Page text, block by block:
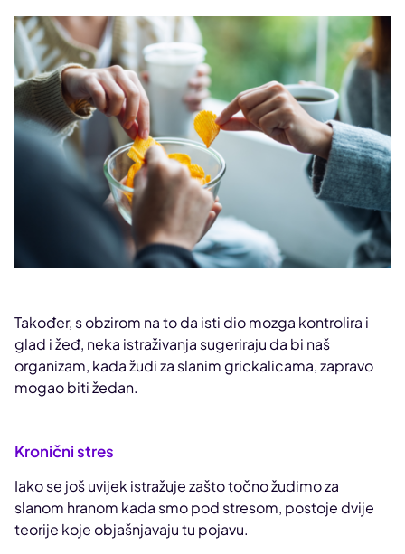
Također, s obzirom na to da isti dio mozga kontrolira i
glad i žeđ, neka istraživanja sugeriraju da bi naš
organizam, kada žudi za slanim grickalicama, zapravo
mogao biti žedan.
Kronični stres
Iako se još uvijek istražuje zašto točno žudimo za
slanom hranom kada smo pod stresom, postoje dvije
teorije koje objašnjavaju tu pojavu.